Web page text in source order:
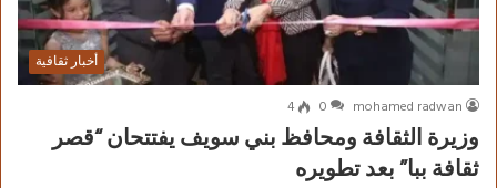
أخبار ثقافية
mohamed radwan
0
4
وزيرة الثقافة ومحافظ بني سويف يفتتحان “قصر
ثقافة ببا” بعد تطويره